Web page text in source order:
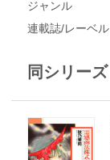
ジャンル
連載誌/レーベル
同シリーズ